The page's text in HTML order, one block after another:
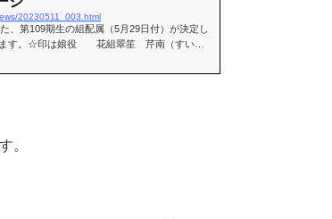
20230511_003.html
、第109期生の組配属（5月29日付）が決定し
ます。☆印は娘役 花組翠笙 芹南（すいし
。